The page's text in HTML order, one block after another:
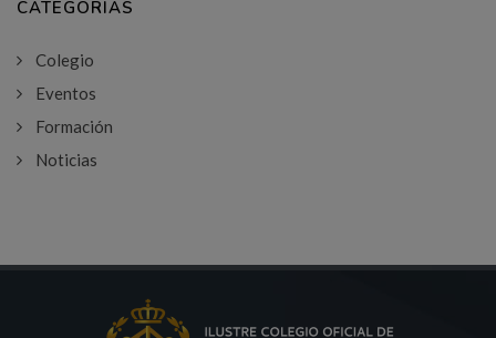
CATEGORÍAS
Colegio
Eventos
Formación
Noticias